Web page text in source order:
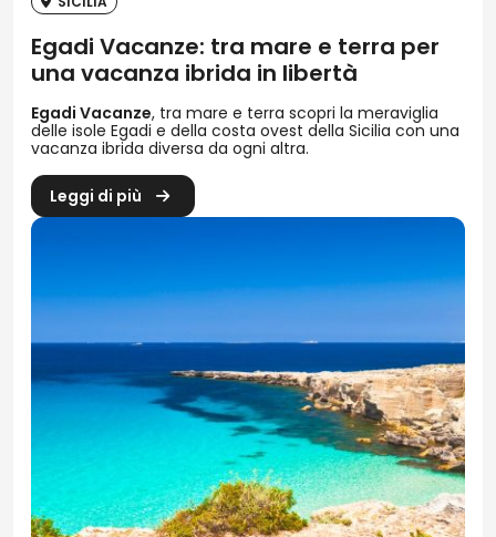
Egadi Vacanze: tra mare e terra per
una vacanza ibrida in libertà
Egadi Vacanze, tra mare e terra scopri la meraviglia
delle isole Egadi e della costa ovest della Sicilia con una
vacanza ibrida diversa da ogni altra.
Leggi di più